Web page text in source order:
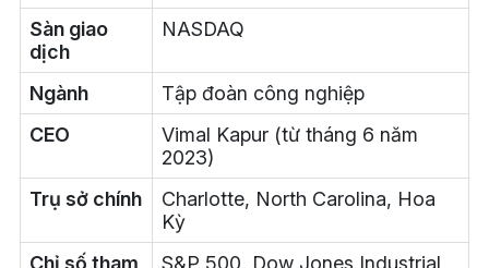
Sàn giao
dịch
NASDAQ
Ngành
Tập đoàn công nghiệp
CEO
Vimal Kapur (từ tháng 6 năm
2023)
Trụ sở chính
Charlotte, North Carolina, Hoa
Kỳ
Chỉ số tham
S&P 500, Dow Jones Industrial